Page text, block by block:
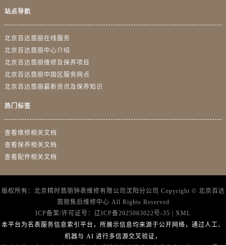
站点导航
北京百达翡丽在线服务
北京百达翡丽中心介绍
北京百达翡丽维修及保养项目
北京百达翡丽中国区服务网点
北京百达翡丽最新资讯及保养知识
热门标签
查看维修相关文档
查看保养相关文档
查看配件相关文档
版权所有：北京精时翡丽钟表维修有限公司沈阳分公司 Copyright © 北京百达
翡丽售后维修中心 All Rights Reserved
ICP备案/许可证号： 辽ICP备2025063022号-35
XML
本平台为名表服务信息索引平台，所展示信息均来源于公开网络，通过人工、
机器与 AI 进行多信源交叉验证，